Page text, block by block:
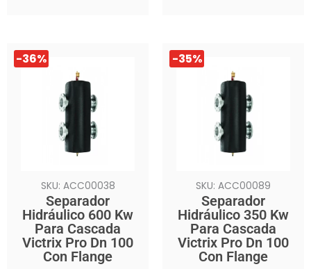
-36%
SKU: ACC00038
Separador
Hidráulico 600 Kw
Para Cascada
Victrix Pro Dn 100
Con Flange
El
precio
original
$6.689.990.
El
precio
$4.279.990.
-35%
SKU: ACC00089
Separador
Hidráulico 350 Kw
Para Cascada
Victrix Pro Dn 100
Con Flange
El
precio
original
$3.999.990.
El
precio
$2.589.990.